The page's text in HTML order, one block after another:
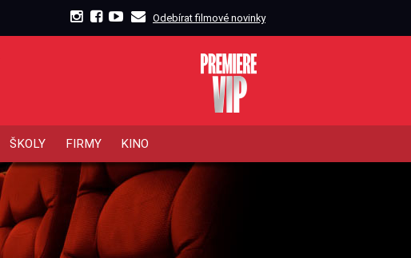
Odebírat filmové novinky
ŠKOLY FIRMY KINO